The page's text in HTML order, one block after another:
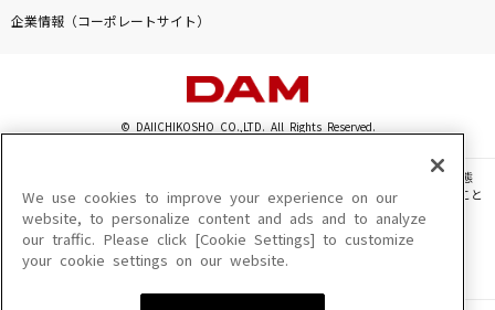
企業情報（コーポレートサイト）
© DAIICHIKOSHO CO.,LTD. All Rights Reserved.
このサイトに掲載されている一切の文章・画像・写真・動画・音声等を、手段や形態
を問わず、著作権法の定める範囲を超えて無断で複製、転載、ファイル化などすること
を禁じます。
楽曲及びコンテンツは、機種によりご利用いただけない場合があります。
楽曲及びコンテンツの配信日、配信内容が変更になる場合があります。
We use cookies to improve your experience on our
website, to personalize content and ads and to analyze
our traffic. Please click [Cookie Settings] to customize
your cookie settings on our website.